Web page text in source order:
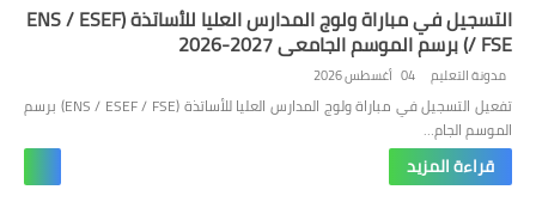
التسجيل في مباراة ولوج المدارس العليا للأساتذة (ENS / ESEF
/ FSE) برسم الموسم الجامعي 2027-2026
مدونة التعليم 04 أغسطس 2026
تفعيل التسجيل في مباراة ولوج المدارس العليا للأساتذة (ENS / ESEF / FSE) برسم
الموسم الجام…
قراءة المزيد